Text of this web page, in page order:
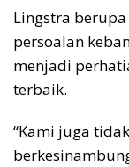
Lingstra
persoalan
menjadi
terbaik.
“Kami juga